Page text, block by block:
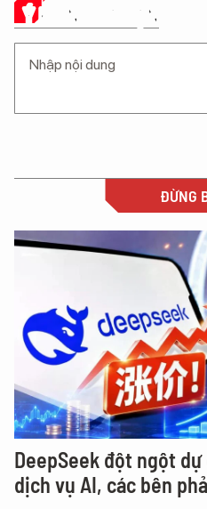
Ý KIẾN CỦA BẠN
ĐỪNG
DeepSeek đột ngột
dịch vụ AI, các bên